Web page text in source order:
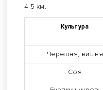
4-5 км.
Культура
Черешня, вишня
Соя